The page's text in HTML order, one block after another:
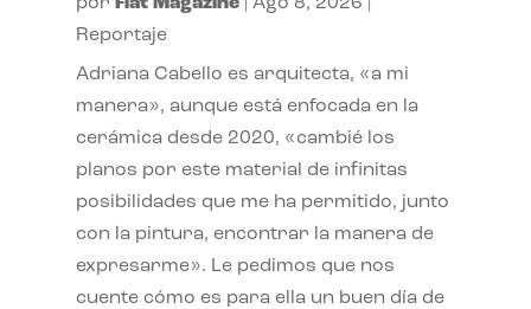
Reportaje
Adriana Cabello es arquitecta, «a mi
manera», aunque está enfocada en la
cerámica desde 2020, «cambié los
planos por este material de infinitas
posibilidades que me ha permitido, junto
con la pintura, encontrar la manera de
expresarme». Le pedimos que nos
cuente cómo es para ella un buen día de